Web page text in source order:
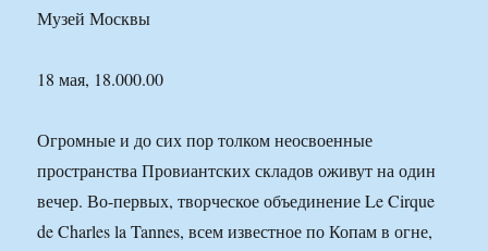
Музей Москвы
18 мая, 18.000.00
Огромные и до сих пор толком неосвоенные
пространства Провиантских складов оживут на один
вечер. Во-первых, творческое объединение Le Cirque
de Charles la Tannes, всем известное по Копам в огне,